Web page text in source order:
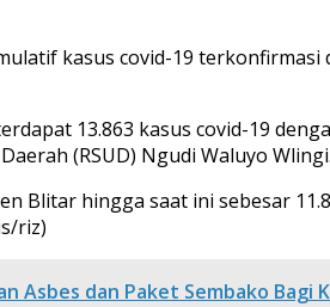
kasus covid-19
13.863 kasus covid-19
(RSUD) Ngudi Waluyo Wlingi.
Blitar hingga saat ini sebesar
riz)
Asbes dan Paket Sembako Bagi